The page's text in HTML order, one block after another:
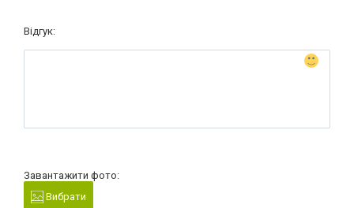
Відгук:
Завантажити фото:
Вибрати